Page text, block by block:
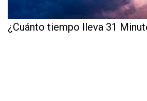
¿Cuánto tiempo lleva 31